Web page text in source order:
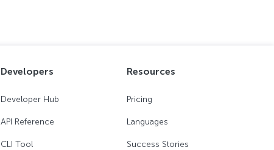
Developers
Developer Hub
API Reference
CLI Tool
Resources
Pricing
Languages
Success Stories